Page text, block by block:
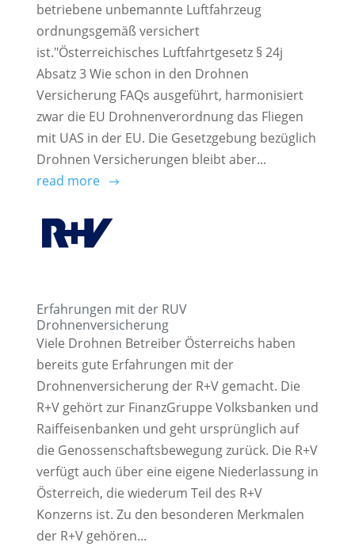
betriebene unbemannte Luftfahrzeug
ordnungsgemäß versichert
ist."Österreichisches Luftfahrtgesetz § 24j
Absatz 3 Wie schon in den Drohnen
Versicherung FAQs ausgeführt, harmonisiert
zwar die EU Drohnenverordnung das Fliegen
mit UAS in der EU. Die Gesetzgebung bezüglich
Drohnen Versicherungen bleibt aber...
read more
Erfahrungen mit der RUV
Drohnenversicherung
Viele Drohnen Betreiber Österreichs haben
bereits gute Erfahrungen mit der
Drohnenversicherung der R+V gemacht. Die
R+V gehört zur FinanzGruppe Volksbanken und
Raiffeisenbanken und geht ursprünglich auf
die Genossenschaftsbewegung zurück. Die R+V
verfügt auch über eine eigene Niederlassung in
Österreich, die wiederum Teil des R+V
Konzerns ist. Zu den besonderen Merkmalen
der R+V gehören...